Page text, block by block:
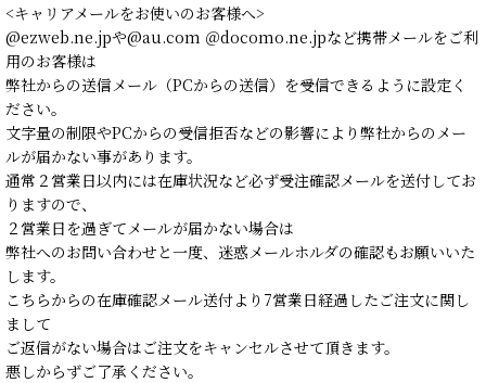
<キャリアメールをお使いのお客様へ>
@ezweb.ne.jpや@au.com ＠docomo.ne.jpなど携帯メールをご利
用のお客様は
弊社からの送信メール（PCからの送信）を受信できるように設定く
ださい。
文字量の制限やPCからの受信拒否などの影響により弊社からのメー
ルが届かない事があります。
通常２営業日以内には在庫状況など必ず受注確認メールを送付してお
りますので、
２営業日を過ぎてメールが届かない場合は
弊社へのお問い合わせと一度、迷惑メールホルダの確認もお願いいた
します。
こちらからの在庫確認メール送付より7営業日経過したご注文に関し
まして
ご返信がない場合はご注文をキャンセルさせて頂きます。
悪しからずご了承ください。